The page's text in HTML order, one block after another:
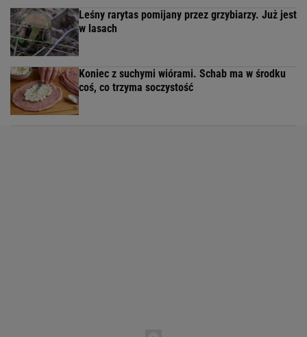
Leśny rarytas pomijany przez grzybiarzy. Już jest
w lasach
Koniec z suchymi wiórami. Schab ma w środku
coś, co trzyma soczystość